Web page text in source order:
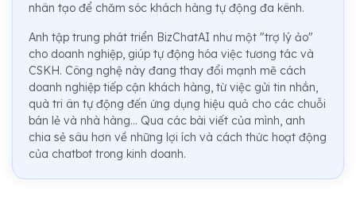
nhân tạo để chăm sóc khách hàng tự động đa kênh.
Anh tập trung phát triển BizChatAI như một "trợ lý ảo"
cho doanh nghiệp, giúp tự động hóa việc tương tác và
CSKH. Công nghệ này đang thay đổi mạnh mẽ cách
doanh nghiệp tiếp cận khách hàng, từ việc gửi tin nhắn,
quà tri ân tự động đến ứng dụng hiệu quả cho các chuỗi
bán lẻ và nhà hàng... Qua các bài viết của mình, anh
chia sẻ sâu hơn về những lợi ích và cách thức hoạt động
của chatbot trong kinh doanh.